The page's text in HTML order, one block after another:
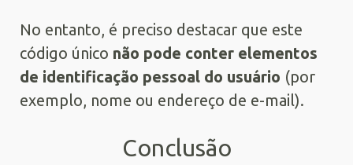
No entanto, é preciso destacar que este
código único não pode conter elementos
de identificação pessoal do usuário (por
exemplo, nome ou endereço de e-mail).
Conclusão